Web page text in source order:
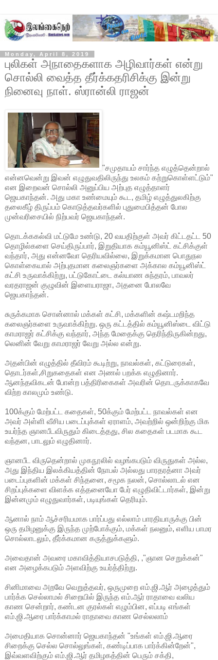
Monday, April 8, 2019
புலிகள் அநாதைகளாக அழிவார்கள் என்று
சொல்லி வைத்த தீர்க்கதரிசிக்கு இன்று
நினைவு நாள். ஸ்ரான்லி ராஜன்
"சமுதாயம் சார்ந்த எழுத்தென்றால்
என்னவென்று இவன் எழுதுவதிலிருந்து உலகம் கற்றுகொள்ளட்டும்"
என இறைவன் சொல்லி அனுப்பிய அற்புத எழுத்தாளர்
ஜெயகாந்தன். அது மகா உண்மையும் கூட, தமிழ் எழுத்துலகிற்கு
தலைகீழ் திருப்பம் கொடுத்தவர்களில் புதுமைபித்தன் போல
முன்வரிசையில் நிற்பவர் ஜெயகாந்தன்.
தொடக்ககல்வி மட்டுமே உண்டு, 20 வயதிற்குள் அவர் கிட்டதட்ட 50
தொழில்களை செய்திருப்பார், இறுதியாக கம்யூனிஸ்ட் கட்சிக்குள்
வந்தார், அது என்னவோ தெரியவில்லை, இறுக்கமான பொதுநல
கொள்கையால் அற்புதமான கலைஞர்களை அக்கால கம்யூனிஸ்ட்
கட்சி உருவாக்கிற்று, பட்டுகோட்டை கல்யாண சுந்தரம், பாவலர்
வரதராஜன் குழுவின் இளையராஜா, அதனை போலவே
ஜெயகாந்தன்.
சுருக்கமாக சொன்னால் மக்கள் கட்சி, மக்களின் கஷ்டமறிந்த
கலைஞர்களை உருவாக்கிற்று. ஒரு கட்டத்தில் கம்யூனிஸ்டை விட்டு
காமராஜர் கட்சிக்கு வந்தார், அந்த மேதைக்கு தெரிந்திருகின்றது,
லெனின் வேறு காமராஜர் வேறு அல்ல என்று.
அதன்பின் எழுத்தில் தீவிரம் கூடிற்று, நாவல்கள், கட்டுரைகள்,
தொடர்கள்,சிறுகதைகள் என அணல் பறக்க எழுதினார்.
ஆனந்தவிகடன் போன்ற பத்திரிகைகள் அவரின் தொடருக்காகவே
விற்ற காலமும் உண்டு.
100க்கும் மேற்பட்ட கதைகள், 50க்கும் மேற்பட்ட நாவல்கள் என
அவர் அள்ளி வீசிய படைப்புக்கள் ஏராளம், அவற்றில் ஒன்றிற்கு மிக
உயர்ந்த ஞானபீடவிருதும் கிடைத்தது, சில கதைகள் படமாக கூட
வந்தன, பாடலும் எழுதினார்.
ஞானபீட விருதென்றால் முகநூலில் வழங்கபடும் விருதுகள் அல்ல,
அது இந்திய இலக்கியத்தின் நோபல் அல்லது பாரதரத்னா அவர்
படைப்புகளின் மக்கள் சிந்தனை, சமூக நலன், சொல்லாடல் என
சிறப்புக்களை விளக்க எத்தனையோ பேர் எழுதிவிட்டார்கள், இன்று
இன்னமும் எழுதுவார்கள், படியுங்கள் தெரியும்.
ஆனால் நாம் ஆச்சரியமாக பார்ப்பது எல்லாம் பாரதியாருக்கு பின்
ஒரு தமிழனுக்கு இருந்த முற்போக்கும், மக்கள் நலனும், எளிய பாமர
சொல்லாடலும், தீர்க்கமான கருத்துக்களும்.
அவைதான் அவரை மகாவித்தியாசபடுத்தி, ,"ஞான செறுக்கன்"
என அழைக்கபடும் அளவிற்கு உயர்த்திற்று.
சினிமாவை அறவே வெறுத்தவர், ஒருமுறை எம்.ஜி.ஆர் அழைத்தும்
பார்க்க செல்லாமல் சிறையில் இருந்த எம்.ஆர் ராதாவை வலிய
காண சென்றார், கண்டன குரல்கள் எழும்பின, எப்படி எங்கள்
எம்.ஜி.ஆரை பார்க்காமல் ராதாவை காண செல்லலாம்
அமைதியாக சொன்னார் ஜெயகாந்தன் "உங்கள் எம்.ஜி.ஆரை
சிறைக்கு செல்ல சொல்லுங்கள், கண்டிப்பாக பார்க்கின்றேன்",
இவ்வளவிற்கும் எம்.ஜி.ஆர் தமிழகத்தின் பெரும் சக்தி,